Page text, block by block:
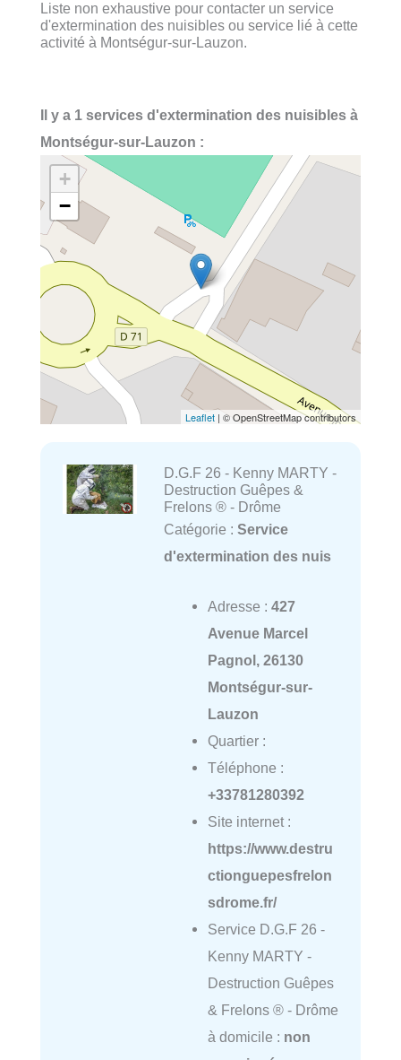
Liste non exhaustive pour contacter un service
d'extermination des nuisibles ou service lié à cette
activité à Montségur-sur-Lauzon.
Il y a 1 services d'extermination des nuisibles à
Montségur-sur-Lauzon :
+
−
Leaflet | © OpenStreetMap contributors
D.G.F 26 - Kenny MARTY -
Destruction Guêpes &
Frelons ® - Drôme
Catégorie : Service
d'extermination des nuis
Adresse : 427
Avenue Marcel
Pagnol, 26130
Montségur-sur-
Lauzon
Quartier :
Téléphone :
+33781280392
Site internet :
https://www.destru
ctionguepesfrelon
sdrome.fr/
Service D.G.F 26 -
Kenny MARTY -
Destruction Guêpes
& Frelons ® - Drôme
à domicile : non